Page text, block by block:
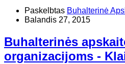
Paskelbtas Buhalterinė
Balandis 27, 2015
Buhalterinės
organizacijoms -